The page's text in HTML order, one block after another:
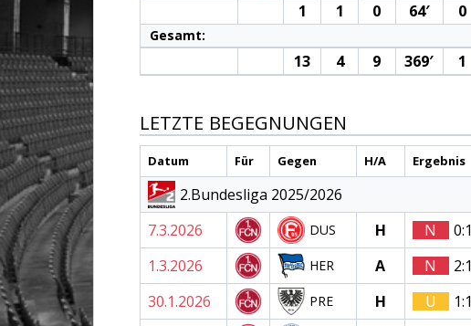
1 1 0 64′ 0
Gesamt:
13 4 9 369′ 1
LETZTE BEGEGNUNGEN
Datum Für Gegen H/A Ergebnis
2.Bundesliga 2025/2026
7.3.2026
DUS H N
0:1
1.3.2026
HER A N 2:1
30.1.2026 PRE H U 1:1